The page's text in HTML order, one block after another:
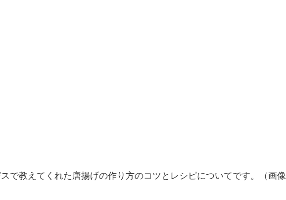
で教えてくれた唐揚げの作り方のコツとレシピについてです。（画像